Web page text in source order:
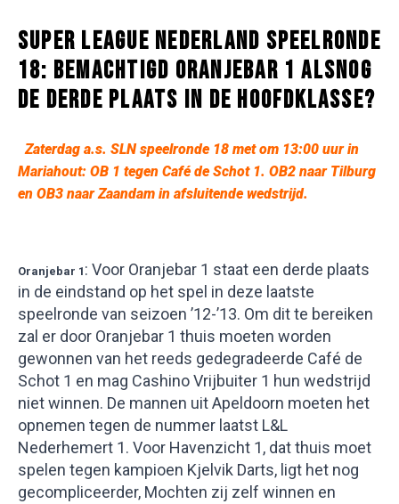
SUPER LEAGUE NEDERLAND SPEELRONDE
18: BEMACHTIGD ORANJEBAR 1 ALSNOG
DE DERDE PLAATS IN DE HOOFDKLASSE?
Zaterdag a.s. SLN speelronde 18 met om 13:00 uur in
Mariahout: OB 1 tegen Café de Schot 1. OB2 naar Tilburg
en OB3 naar Zaandam in afsluitende wedstrijd.
Oranjebar 1 : Voor Oranjebar 1 staat een derde plaats
in de eindstand op het spel in deze laatste
speelronde van seizoen ’12-’13. Om dit te bereiken
zal er door Oranjebar 1 thuis moeten worden
gewonnen van het reeds gedegradeerde Café de
Schot 1 en mag Cashino Vrijbuiter 1 hun wedstrijd
niet winnen. De mannen uit Apeldoorn moeten het
opnemen tegen de nummer laatst L&L
Nederhemert 1. Voor Havenzicht 1, dat thuis moet
spelen tegen kampioen Kjelvik Darts, ligt het nog
gecompliceerder, Mochten zij zelf winnen en